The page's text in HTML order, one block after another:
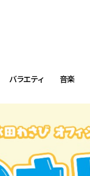
バラエティ 音楽